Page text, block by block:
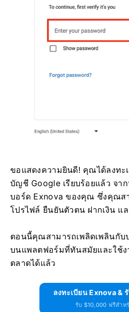
ขอแสดงความยินดี! คุณได้ลงทะ
บัญชี Google เรียบร้อยแล้ว จา
บอร์ด Exnova ของคุณ ซึ่งคุณส
โปรไฟล์ ยืนยันตัวตน ฝากเงิน แ
ตอนนี้คุณสามารถเพลิดเพลินกับ
บนแพลตฟอร์มที่ทันสมัยและใช้ง
ตลาดได้แล้ว
ลงทะเบียน Exnova &
รับ $10,000 ฟรีสำห